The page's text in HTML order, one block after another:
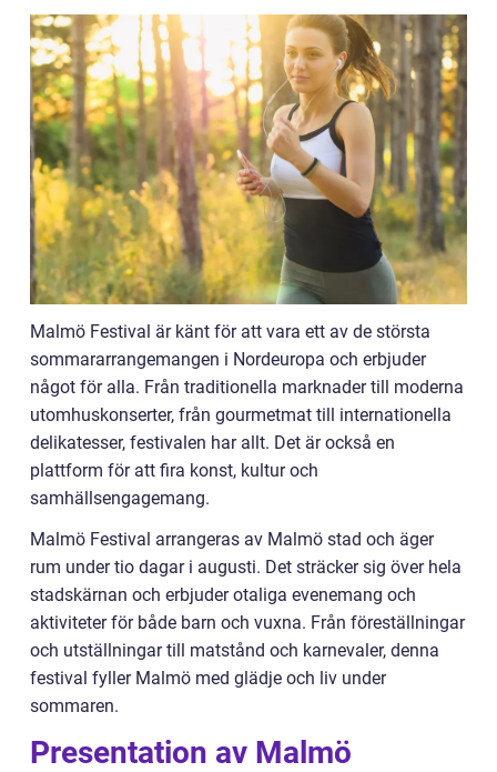
Malmö Festival är känt för att vara ett av de största
sommararrangemangen i Nordeuropa och erbjuder
något för alla. Från traditionella marknader till moderna
utomhuskonserter, från gourmetmat till internationella
delikatesser, festivalen har allt. Det är också en
plattform för att fira konst, kultur och
samhällsengagemang.
Malmö Festival arrangeras av Malmö stad och äger
rum under tio dagar i augusti. Det sträcker sig över hela
stadskärnan och erbjuder otaliga evenemang och
aktiviteter för både barn och vuxna. Från föreställningar
och utställningar till matstånd och karnevaler, denna
festival fyller Malmö med glädje och liv under
sommaren.
Presentation av Malmö